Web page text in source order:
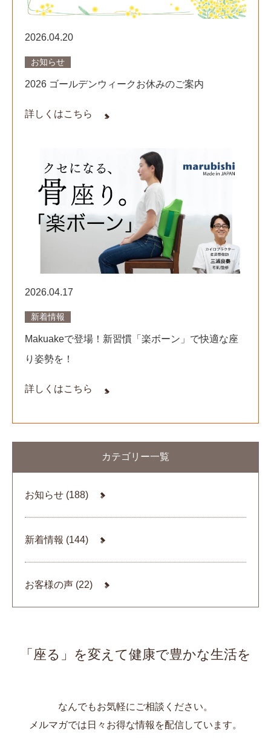
2026.04.20
お知らせ
2026 ゴールデンウィークお休みのご案内
詳しくはこちら
2026.04.17
新着情報
Makuakeで登場！新習慣「楽ボーン」で快適な座
り姿勢を！
詳しくはこちら
カテゴリー一覧
お知らせ (188)
新着情報 (144)
お客様の声 (22)
「座る」を変えて健康で豊かな生活を
なんでもお気軽にご相談ください。
メルマガでは日々お得な情報を配信しています。